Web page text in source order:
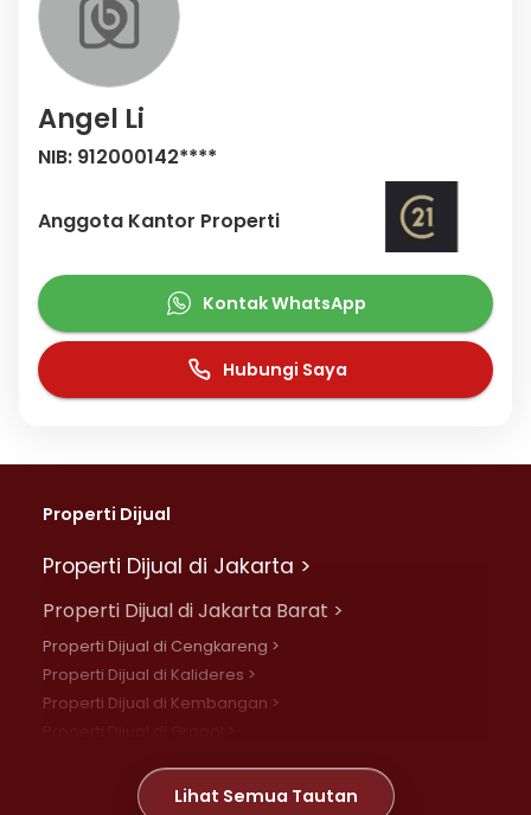
Angel Li
NIB: 912000142****
Anggota Kantor Properti
Kontak WhatsApp
Hubungi Saya
Properti Dijual
Properti Dijual di Jakarta >
Properti Dijual di Jakarta Barat >
Properti Dijual di Cengkareng >
Properti Dijual di Kalideres >
Properti Dijual di Kembangan >
Properti Dijual di Meruya >Lihat Semua Tautan